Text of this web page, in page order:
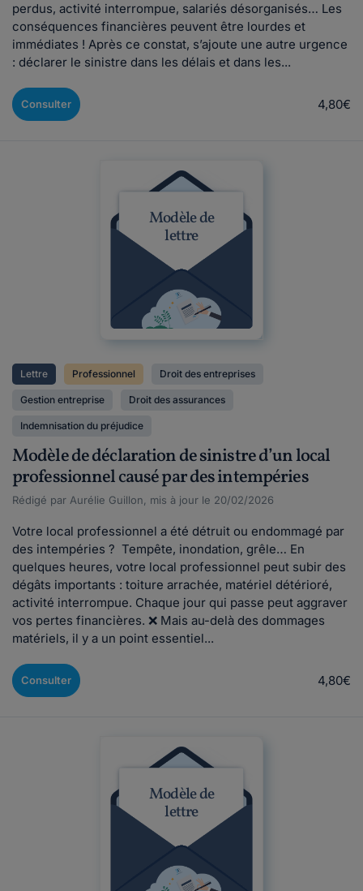
perdus, activité interrompue, salariés désorganisés… Les
conséquences financières peuvent être lourdes et
immédiates ! Après ce constat, s’ajoute une autre urgence
: déclarer le sinistre dans les délais et dans les...
Consulter 4,80€
Modèle de
lettre
Lettre Professionnel Droit des entreprises
Gestion entreprise Droit des assurances
Indemnisation du préjudice
Modèle de déclaration de sinistre d’un local
professionnel causé par des intempéries
Rédigé par Aurélie Guillon, mis à jour le 20/02/2026
Votre local professionnel a été détruit ou endommagé par
des intempéries ? Tempête, inondation, grêle… En
quelques heures, votre local professionnel peut subir des
dégâts importants : toiture arrachée, matériel détérioré,
activité interrompue. Chaque jour qui passe peut aggraver
vos pertes financières. ❌ Mais au-delà des dommages
matériels, il y a un point essentiel...
Consulter 4,80€
Modèle de
lettre